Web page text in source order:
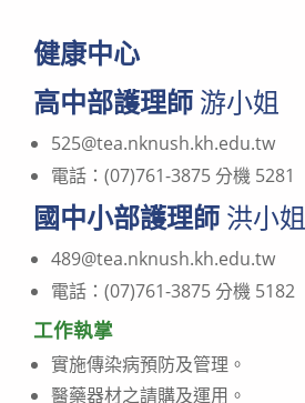
健康中心
高中部護理師 游小姐
525@tea.nknush.kh.edu.tw
電話：(07)761-3875 分機 5281
國中小部護理師 洪小姐
489@tea.nknush.kh.edu.tw
電話：(07)761-3875 分機 5182
工作執掌
實施傳染病預防及管理。
醫藥器材之請購及運用。